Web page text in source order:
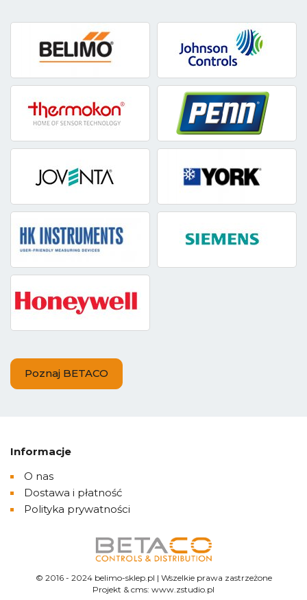
Poznaj BETACO
Informacje
O nas
Dostawa i płatność
Polityka prywatności
© 2016 - 2024 belimo-sklep.pl | Wszelkie prawa zastrzeżone
Projekt &cms: www.zstudio.pl